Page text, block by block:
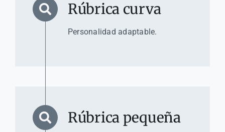
Rúbrica curva
Personalidad adaptable.
Rúbrica pequeña